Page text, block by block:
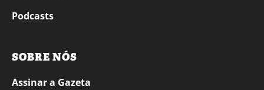
Podcasts
SOBRE NÓS
Assinar a Gazeta